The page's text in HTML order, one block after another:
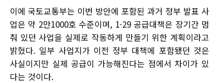
이에 국토교통부는 이번 방안에 포함된 과거 정부 발표 사
업은 약 2만1000호 수준이며, 1·29 공급대책은 장기간 멈
춰 있던 사업을 실제로 작동하게 만들기 위한 계획이라고
밝혔다. 일부 사업지가 이전 정부 대책에 포함됐던 것은
사실이지만 실제 공급이 가능해진다는 점에서 차이가 있
다는 것이다.